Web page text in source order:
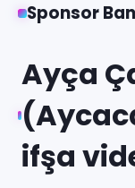
Sponsor
Ayça
ifşa